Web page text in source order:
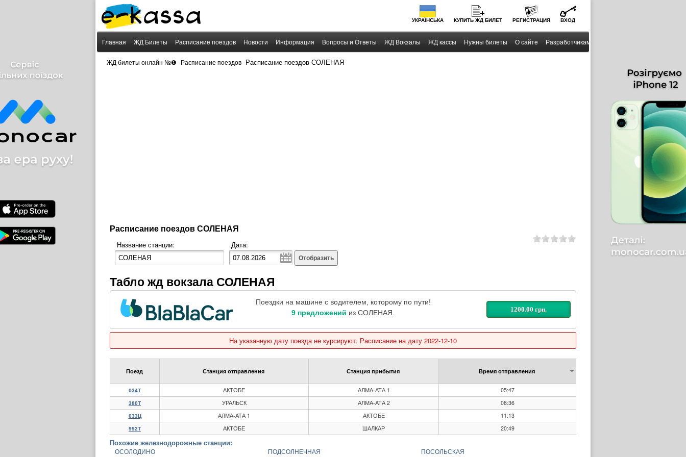
УКРАЇНСЬКА КУПИТЬ ЖД БИЛЕТ РЕГИСТРАЦИЯ ВХОД
Главная ЖД Билеты Расписание поездов Новости Информация Вопросы и Ответы ЖД Вокзалы ЖД кассы Нужны билеты О сайте Разработчикам
ЖД билеты онлайн №❶ Расписание поездов Расписание поездов СОЛЕНАЯ
Расписание поездов СОЛЕНАЯ
Название станции: Дата:
Отобразить
Табло жд вокзала СОЛЕНАЯ
Поездки на машине с водителем, которому по пути!
9 предложений из СОЛЕНАЯ. 1200.00 грн.
На указанную дату поезда не курсируют. Расписание на дату 2022-12-10
Поезд Станция отправления Станция прибытия Время отправления
034Т АКТОБЕ АЛМА-АТА 1 05:47
380Т УРАЛЬСК АЛМА-АТА 2 08:36
033Ц АЛМА-АТА 1 АКТОБЕ 11:13
992Т АКТОБЕ ШАЛКАР 20:49
Похожие железнодорожные станции:
ОСОЛОДИНО ПОДСОЛНЕЧНАЯ ПОСОЛЬСКАЯ